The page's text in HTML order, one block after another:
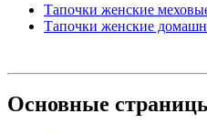
Тапочки женские
Тапочки женские
Основные